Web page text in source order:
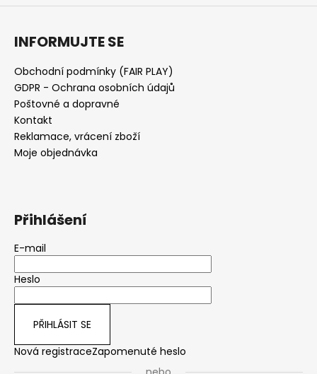
INFORMUJTE SE
Obchodní podmínky (FAIR PLAY)
GDPR - Ochrana osobních údajů
Poštovné a dopravné
Kontakt
Reklamace, vrácení zboží
Moje objednávka
Přihlášení
E-mail
Heslo
PŘIHLÁSIT SE
Nová registraceZapomenuté heslo